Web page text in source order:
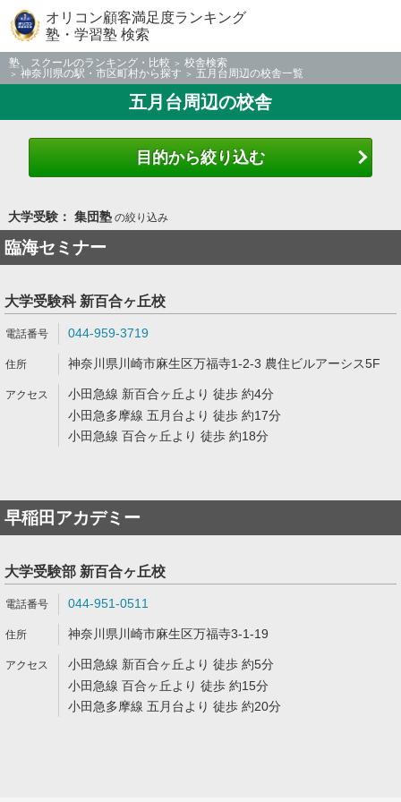
オリコン顧客満足度ランキング
塾・学習塾 検索
塾、スクールのランキング・比較
校舎検索
神奈川県の駅・市区町村から探す
五月台周辺の校舎一覧
五月台周辺の校舎
目的から絞り込む
大学受験： 集団塾の絞り込み
臨海セミナー
大学受験科 新百合ヶ丘校
044-959-3719
神奈川県川崎市麻生区万福寺1-2-3 農住ビルアーシス5F
小田急線 新百合ヶ丘より 徒歩 約4分
小田急多摩線 五月台より 徒歩 約17分
小田急線 百合ヶ丘より 徒歩 約18分
早稲田アカデミー
大学受験部 新百合ヶ丘校
044-951-0511
神奈川県川崎市麻生区万福寺3-1-19
小田急線 新百合ヶ丘より 徒歩 約5分
小田急線 百合ヶ丘より 徒歩 約15分
小田急多摩線 五月台より 徒歩 約20分